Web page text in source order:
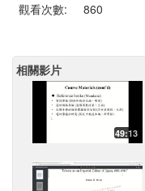
觀看次數:
860
相關影片
49:13